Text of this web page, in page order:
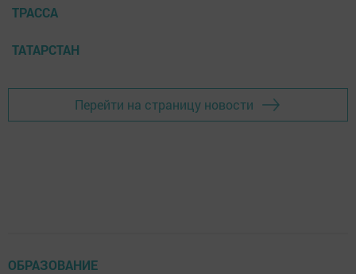
ТРАССА
ТАТАРСТАН
Перейти на страницу новости
ОБРАЗОВАНИЕ